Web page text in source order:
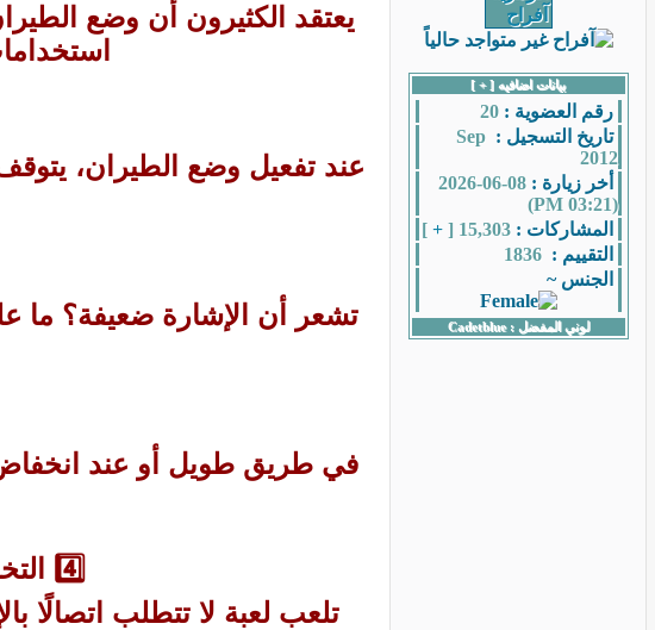
بيانات اضافيه [+
]
رقم العضوية : 20
تاريخ التسجيل :Sep
2012
أخر زيارة :
08-06-2026
(03:21 PM)
المشاركات : 15,303 [
+
]
التقييم :1836
الجنس ~
لوني المفضل :Cadetblue
يعتقد الكثيرون أن وضع
عند تفعيل وضع الطيران،
تشعر أن الإشارة ضعيفة؟ ما
في طريق طويل أو عند
4️⃣ التخلص من الإعلانات أثناء اللعب أو الاستخدام دون إنترنت
تلعب لعبة لا تتطلب اتصالًا